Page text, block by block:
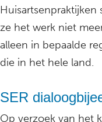
ze het werk niet
alleen in bepaalde
die in het hele land.
SER
Op verzoek van het